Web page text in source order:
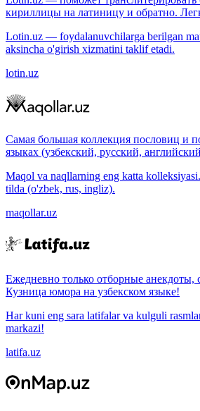
кириллицы на латиницу и обратно.
Lotin.uz — foydalanuvchilarga berilgan
aksincha o'girish xizmatini taklif etadi.
lotin.uz
Самая большая коллекция пословиц и
языках (узбекский, русский,
Maqol va naqllarning eng katta
tilda (o'zbek, rus, ingliz).
maqollar.uz
Ежедневно только отборные
Кузница юмора на узбекском языке!
Har kuni eng sara latifalar va kulguli
markazi!
latifa.uz